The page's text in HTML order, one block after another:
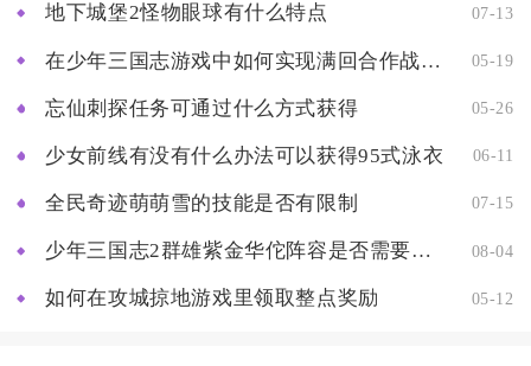
地下城堡2怪物眼球有什么特点 07-13
在少年三国志游戏中如何实现满回合作战的英灵 05-19
忘仙刺探任务可通过什么方式获得 05-26
少女前线有没有什么办法可以获得95式泳衣 06-11
全民奇迹萌萌雪的技能是否有限制 07-15
少年三国志2群雄紫金华佗阵容是否需要其他辅助武将来发挥优势 08-04
如何在攻城掠地游戏里领取整点奖励 05-12